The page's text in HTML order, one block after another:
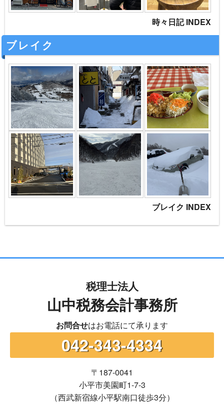
時々日記 INDEX
ブレイク
ブレイク INDEX
税理士法人
山中税務会計事務所
お問合せはお電話にて承ります
042-343-4334
〒187-0041
小平市美園町1-7-3
（西武新宿線小平駅南口徒歩3分）